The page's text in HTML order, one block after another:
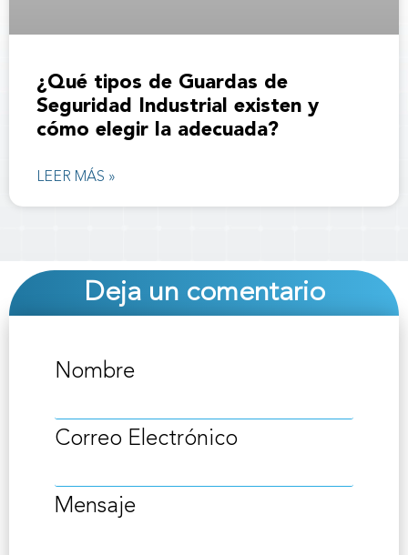
¿Qué tipos de Guardas de
Seguridad Industrial existen y
cómo elegir la adecuada?
LEER MÁS »
Deja un comentario
Nombre
Correo Electrónico
Mensaje